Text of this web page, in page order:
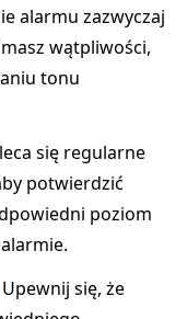
alarmu zazwyczaj
wątpliwości,
tonu
się regularne
potwierdzić
poziom
Upewnij się, że